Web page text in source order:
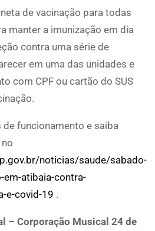
de vacinação para todas
manter a imunização em dia
contra uma série de
em uma das unidades e
com CPF ou cartão do SUS
funcionamento e saiba
noticias/saude/sabado-
em-atibaia-contra-
e-covid-19 .
– Corporação Musical 24 de